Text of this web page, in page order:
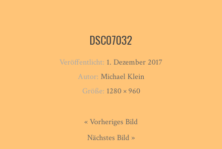
DSC07032
Veröffentlicht: 1. Dezember 2017
Autor: Michael Klein
Größe: 1280 × 960
« Vorheriges Bild
Nächstes Bild »